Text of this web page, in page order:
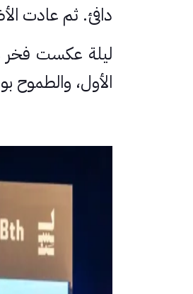
دافئ. ثم عادت
ليلة عكست فخر
الأول، والطموح